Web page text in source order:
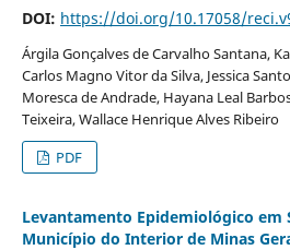
DOI: https://doi.org/10.17058/
Árgila Gonçalves de Carvalho Santana,
Carlos Magno Vitor da Silva, Jessica
Moresca de Andrade, Hayana Leal
Teixeira, Wallace Henrique Alves Ribeiro
PDF
Levantamento Epidemiológico em
Município do Interior de Minas